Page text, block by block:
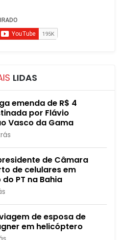
LIDAS
emenda de R$ 4
por Flávio
Vasco da Gama
de Câmara
de celulares em
PT na Bahia
de esposa de
em helicóptero